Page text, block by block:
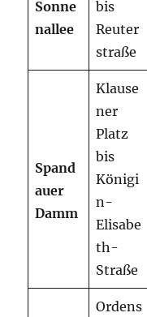
Sonne
nallee
bis
Reuter
straße
Spand
auer
Damm
Klause
ner
Platz
bis
Königi
n-
Elisabe
th-
Straße
Ordens